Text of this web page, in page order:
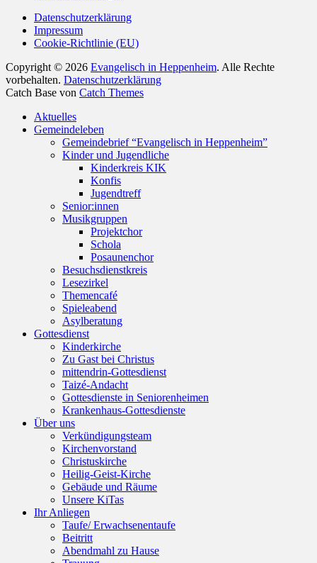
Datenschutzerklärung
Impressum
Cookie-Richtlinie (EU)
Copyright © 2026 Evangelisch in Heppenheim. Alle Rechte
vorbehalten. Datenschutzerklärung
Catch Base von Catch Themes
oben
scrollen
Aktuelles
Gemeindeleben
Gemeindebrief “Evangelisch in Heppenheim”
Kinder und Jugendliche
Kinderkreis KIK
Konfis
Jugendtreff
Senior:innen
Musikgruppen
Projektchor
Schola
Posaunenchor
Besuchsdienstkreis
Lesezirkel
Themencafé
Spieleabend
Asylberatung
Gottesdienst
Kinderkirche
Zu Gast bei Christus
mittendrin-Gottesdienst
Taizé-Andacht
Gottesdienste in Seniorenheimen
Krankenhaus-Gottesdienste
Über uns
Verkündigungsteam
Kirchenvorstand
Christuskirche
Heilig-Geist-Kirche
Gebäude und Räume
Unsere KiTas
Ihr Anliegen
Taufe/ Erwachsenentaufe
Beitritt
Abendmahl zu Hause